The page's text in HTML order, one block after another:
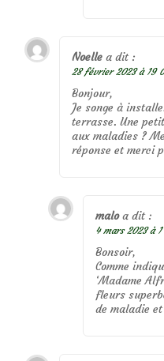
Noelle a dit :
28 février 2023 à 19
Bonjour,
Je songe à
terrasse. Une
aux maladies ?
réponse et merci
malo a dit :
4 mars 2023 à
Bonsoir,
Comme
‘Madame
fleurs
de maladie